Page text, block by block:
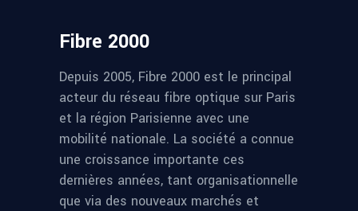
Fibre 2000
Depuis 2005, Fibre 2000 est le principal
acteur du réseau fibre optique sur Paris
et la région Parisienne avec une
mobilité nationale. La société a connue
une croissance importante ces
dernières années, tant organisationnelle
que via des nouveaux marchés et